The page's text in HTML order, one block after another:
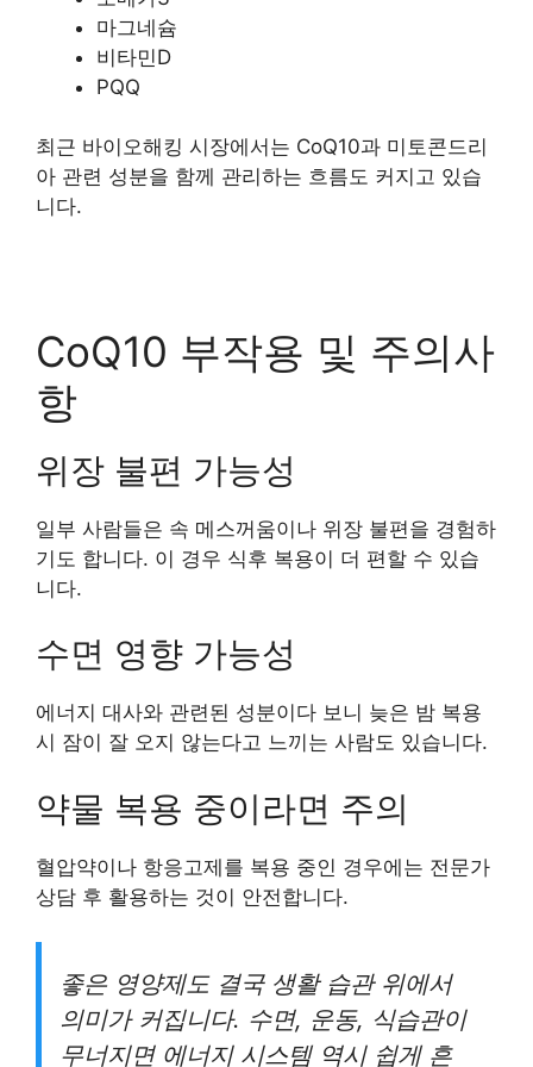
마그네슘
비타민D
PQQ
최근 바이오해킹 시장에서는 CoQ10과 미토콘드리
아 관련 성분을 함께 관리하는 흐름도 커지고 있습
니다.
CoQ10 부작용 및 주의사
항
위장 불편 가능성
일부 사람들은 속 메스꺼움이나 위장 불편을 경험하
기도 합니다. 이 경우 식후 복용이 더 편할 수 있습
니다.
수면 영향 가능성
에너지 대사와 관련된 성분이다 보니 늦은 밤 복용
시 잠이 잘 오지 않는다고 느끼는 사람도 있습니다.
약물 복용 중이라면 주의
혈압약이나 항응고제를 복용 중인 경우에는 전문가
상담 후 활용하는 것이 안전합니다.
좋은 영양제도 결국 생활 습관 위에서
의미가 커집니다. 수면, 운동, 식습관이
무너지면 에너지 시스템 역시 쉽게 흔